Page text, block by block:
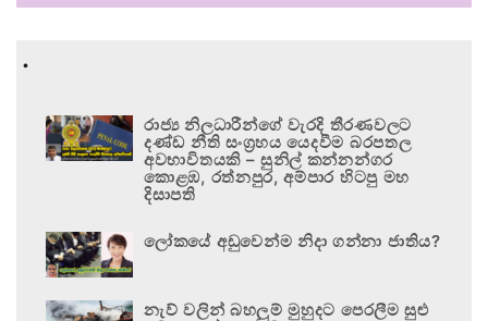
.
රාජ්‍ය නිලධාරීන්ගේ වැරදි තීරණවලට
දණ්ඩ නීති සංග්‍රහය යෙදවීම බරපතල
අවභාවිතයකි – සුනිල් කන්නන්ගර
කොළඹ, රත්නපුර, අම්පාර හිටපු මහ
දිසාපති
ලෝකයේ අඩුවෙන්ම නිදා ගන්නා ජාතිය?
නැව් වලින් බහලුම් මුහුදට පෙරලීම සුළු